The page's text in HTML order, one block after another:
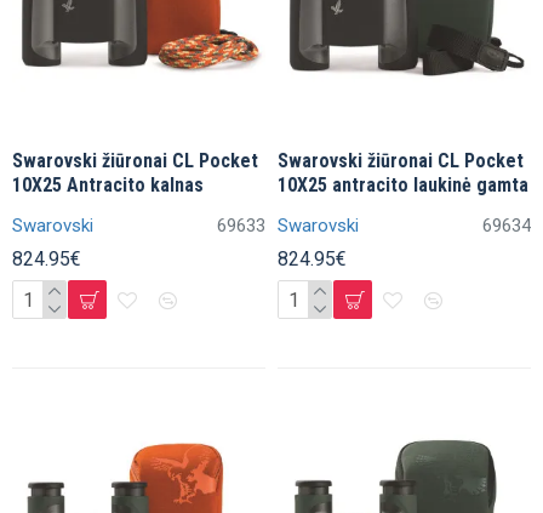
Swarovski 69633
Swarovski žiūronai CL Pocket
10X25 Antracito kalnas
824.95€
Swarovski 69634
Swarovski žiūronai CL Pocket
10X25 antracito laukinė gamta
824.95€